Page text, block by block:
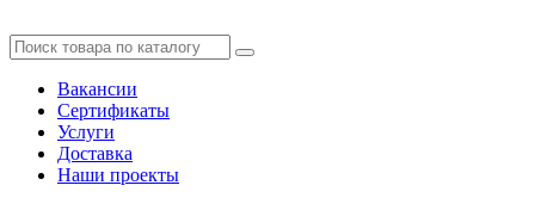
Вакансии
Сертификаты
Услуги
Доставка
Наши проекты